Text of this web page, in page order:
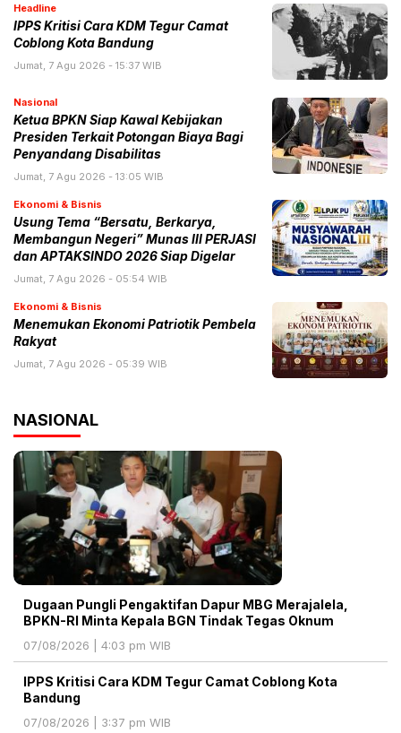
Headline
IPPS Kritisi Cara KDM Tegur Camat
Coblong Kota Bandung
Jumat, 7 Agu 2026 - 15:37 WIB
Nasional
Ketua BPKN Siap Kawal Kebijakan
Presiden Terkait Potongan Biaya Bagi
Penyandang Disabilitas
Jumat, 7 Agu 2026 - 13:05 WIB
Ekonomi & Bisnis
Usung Tema “Bersatu, Berkarya,
Membangun Negeri” Munas III PERJASI
dan APTAKSINDO 2026 Siap Digelar
Jumat, 7 Agu 2026 - 05:54 WIB
Ekonomi & Bisnis
Menemukan Ekonomi Patriotik Pembela
Rakyat
Jumat, 7 Agu 2026 - 05:39 WIB
NASIONAL
Dugaan Pungli Pengaktifan Dapur MBG Merajalela,
BPKN-RI Minta Kepala BGN Tindak Tegas Oknum
07/08/2026 | 4:03 pm WIB
IPPS Kritisi Cara KDM Tegur Camat Coblong Kota
Bandung
07/08/2026 | 3:37 pm WIB